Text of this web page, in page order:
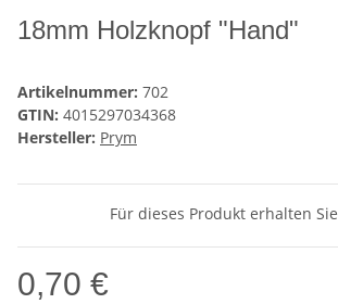
18mm Holzknopf "Hand"
Artikelnummer: 702
GTIN: 4015297034368
Hersteller: Prym
Für dieses Produkt erhalten Sie
0,70 €